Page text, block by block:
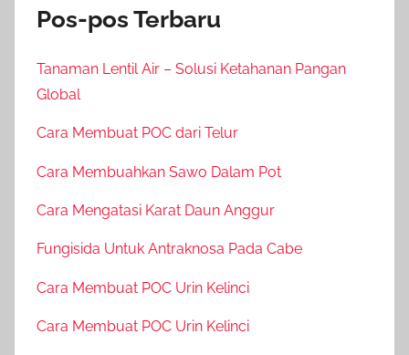
Pos-pos Terbaru
Tanaman Lentil Air – Solusi Ketahanan Pangan
Global
Cara Membuat POC dari Telur
Cara Membuahkan Sawo Dalam Pot
Cara Mengatasi Karat Daun Anggur
Fungisida Untuk Antraknosa Pada Cabe
Cara Membuat POC Urin Kelinci
Cara Membuat POC Urin Kelinci